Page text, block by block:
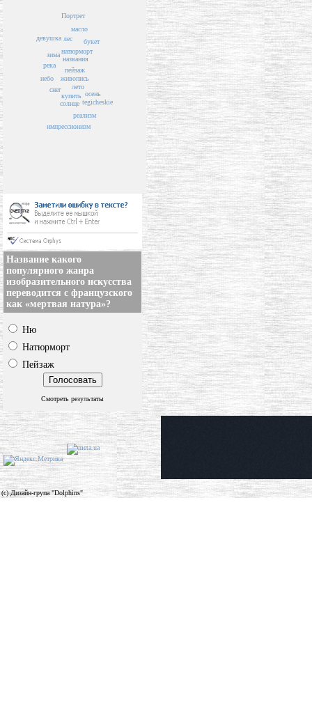
пейзаж
названия
живопись
лето
натюрморт
купить
солнце
лес
зима
осень
букет
масло
река
снег
tegicheskie
реализм
небо
импрессионизм
Портрет
девушка
Название какого
популярного жанра
изобразительного искусства
переводится с французского
как «мертвая натура»?
Ню
Натюрморт
Пейзаж
Смотреть результаты
(c) Дизайн-група "Dolphins"